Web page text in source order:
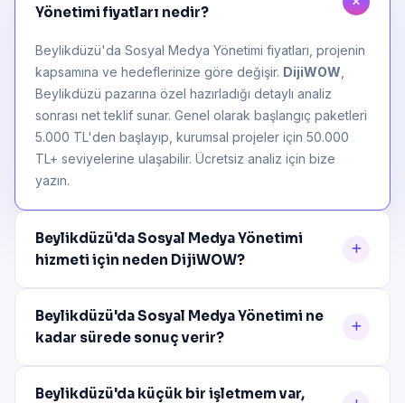
Yönetimi fiyatları nedir?
Beylikdüzü'da Sosyal Medya Yönetimi fiyatları, projenin
kapsamına ve hedeflerinize göre değişir. DijiWOW
Beylikdüzü pazarına özel hazırladığı detaylı analiz
sonrası net teklif sunar. Genel olarak başlangıç paketleri
5.000 TL'den başlayıp, kurumsal projeler için 50.000
TL+ seviyelerine ulaşabilir. Ücretsiz analiz için bize
yazın.
Beylikdüzü'da Sosyal Medya Yönetimi
hizmeti için neden DijiWOW?
Beylikdüzü'da Sosyal Medya Yönetimi ne
kadar sürede sonuç verir?
Beylikdüzü'da küçük bir işletmem var,